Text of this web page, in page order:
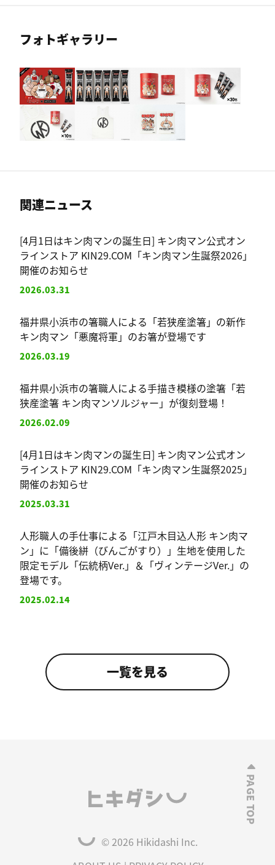
フォトギャラリー
関連ニュース
[4月1日はキン肉マンの誕生日] キン肉マン公式オン
ラインストア KIN29.COM「キン肉マン生誕祭2026」
開催のお知らせ
2026.03.31
福井県小浜市の箸職人による「若狭産塗箸」の新作
キン肉マン「悪魔将軍」のお箸が登場です
2026.03.19
福井県小浜市の箸職人による手描き模様の塗箸「若
狭産塗箸 キン肉マンソルジャー」が復刻登場！
2026.02.09
[4月1日はキン肉マンの誕生日] キン肉マン公式オン
ラインストア KIN29.COM「キン肉マン生誕祭2025」
開催のお知らせ
2025.03.31
人形職人の手仕事による「江戸木目込人形 キン肉マ
ン」に「備後絣（びんごがすり）」生地を使用した
限定モデル「伝統柄Ver.」＆「ヴィンテージVer.」の
登場です。
2025.02.14
一覧を見る
© 2026 Hikidashi Inc.